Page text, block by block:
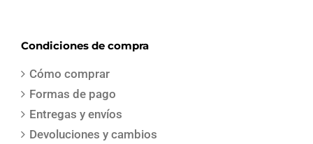
Condiciones de compra
Cómo comprar
Formas de pago
Entregas y envíos
Devoluciones y cambios